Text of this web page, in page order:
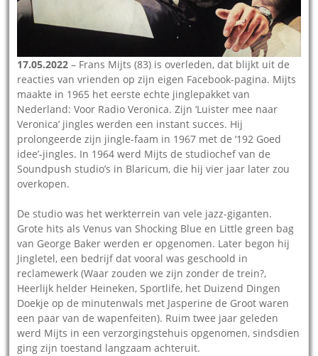
17.05.2022 – Frans Mijts (83) is overleden, dat blijkt uit de
reacties van vrienden op zijn eigen Facebook-pagina. Mijts
maakte in 1965 het eerste echte jinglepakket van
Nederland: Voor Radio Veronica. Zijn ‘Luister mee naar
Veronica’ jingles werden een instant succes. Hij
prolongeerde zijn jingle-faam in 1967 met de ‘192 Goed
idee’-jingles. In 1964 werd Mijts de studiochef van de
Soundpush studio’s in Blaricum, die hij vier jaar later zou
overkopen.
De studio was het werkterrein van vele jazz-giganten.
Grote hits als Venus van Shocking Blue en Little green bag
van George Baker werden er opgenomen. Later begon hij
Jingletel, een bedrijf dat vooral was geschoold in
reclamewerk (Waar zouden we zijn zonder de trein?,
Heerlijk helder Heineken, Sportlife, het Duizend Dingen
Doekje op de minutenwals met Jasperine de Groot waren
een paar van de wapenfeiten). Ruim twee jaar geleden
werd Mijts in een verzorgingstehuis opgenomen, sindsdien
ging zijn toestand langzaam achteruit.